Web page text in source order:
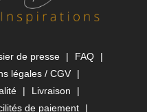
de presse
FAQ
légales / CGV
Livraison
de paiement